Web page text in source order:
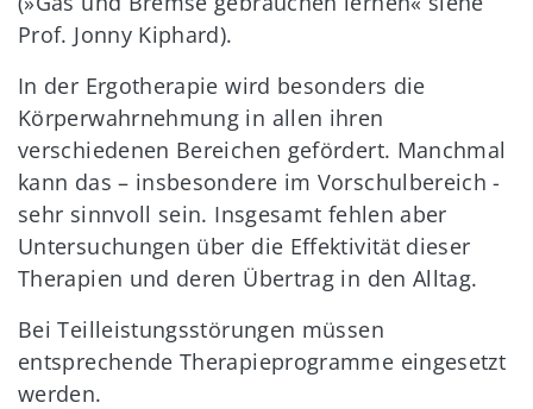
Prof. Jonny Kiphard).
In der Ergotherapie wird besonders die
Körperwahrnehmung in allen ihren
verschiedenen Bereichen gefördert. Manchmal
kann das – insbesondere im Vorschulbereich -
sehr sinnvoll sein. Insgesamt fehlen aber
Untersuchungen über die Effektivität dieser
Therapien und deren Übertrag in den Alltag.
Bei Teilleistungsstörungen müssen
entsprechende Therapieprogramme eingesetzt
werden.